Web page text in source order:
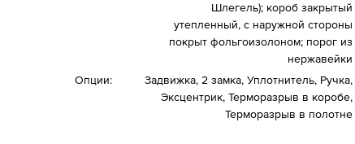
Шлегель); короб закрытый
утепленный, с наружной стороны
покрыт фольгоизолоном; порог из
нержавейки
Опции:
Задвижка, 2 замка, Уплотнитель, Ручка,
Эксцентрик, Терморазрыв в коробе,
Терморазрыв в полотне